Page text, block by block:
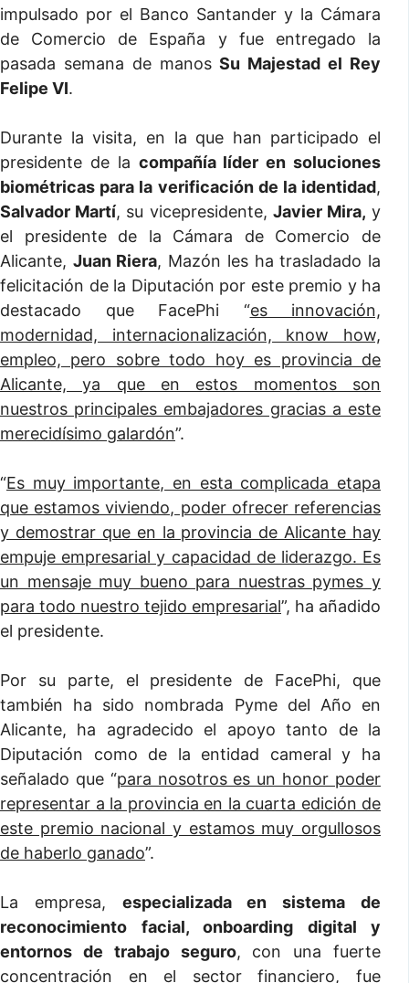
impulsado por el Banco Santander y la Cámara
de Comercio de España y fue entregado la
pasada semana de manosSu Majestad el Rey
Felipe VI.
Durante la visita, en la que han participado el
presidente de la compañía líder en soluciones
biométricas para la verificación de la identidad,
Salvador Martí, su vicepresidente, Javier Mira, y
el presidente de la Cámara de Comercio de
Alicante, Juan Riera, Mazón les ha trasladado la
felicitación de la Diputación por este premio y ha
destacado que FacePhi “es innovación,
modernidad, internacionalización, know how,
empleo, pero sobre todo hoy es provincia de
Alicante, ya que en estos momentos son
nuestros principales embajadores gracias a este
merecidísimo galardón”.
“Es muy importante, en esta complicada etapa
que estamos viviendo, poder ofrecer referencias
y demostrar que en la provincia de Alicante hay
empuje empresarial y capacidad de liderazgo. Es
un mensaje muy bueno para nuestras pymes y
para todo nuestro tejido empresarial”, ha añadido
el presidente.
Por su parte, el presidente de FacePhi, que
también ha sido nombrada Pyme del Año en
Alicante, ha agradecido el apoyo tanto de la
Diputación como de la entidad cameral y ha
señalado que “para nosotros es un honor poder
representar a la provincia en la cuarta edición de
este premio nacional y estamos muy orgullosos
de haberlo ganado”.
La empresa, especializada en sistema de
reconocimiento facial, onboarding digital y
entornos de trabajo seguro, con una fuerte
concentración en el sector financiero, fue